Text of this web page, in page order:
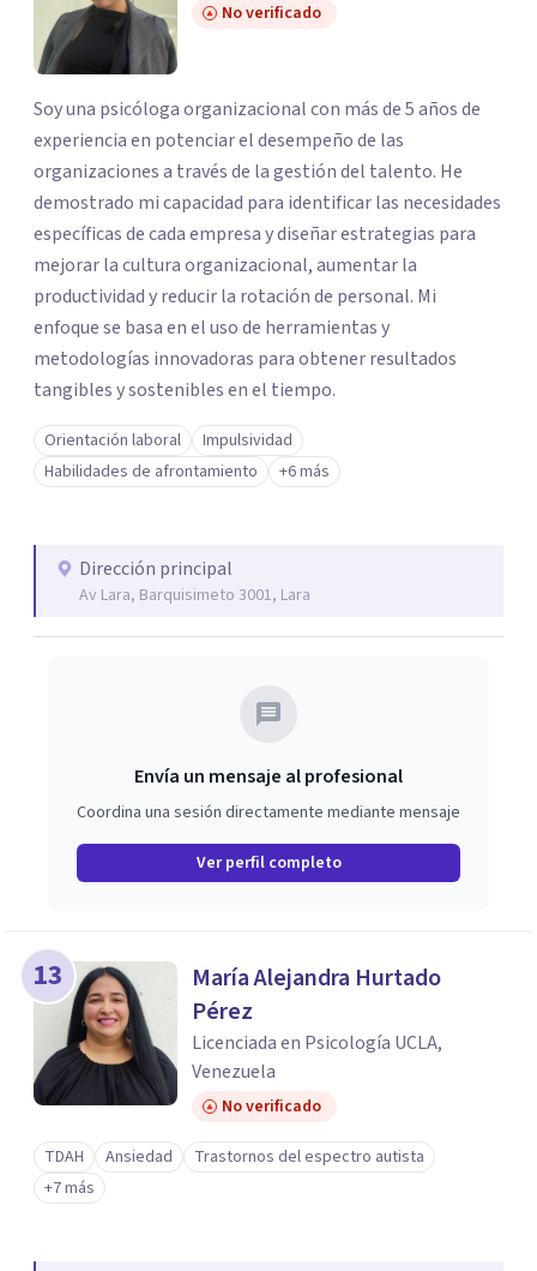
No verificado
Soy una psicóloga organizacional con más de 5 años de
experiencia en potenciar el desempeño de las
organizaciones a través de la gestión del talento. He
demostrado mi capacidad para identificar las necesidades
específicas de cada empresa y diseñar estrategias para
mejorar la cultura organizacional, aumentar la
productividad y reducir la rotación de personal. Mi
enfoque se basa en el uso de herramientas y
metodologías innovadoras para obtener resultados
tangibles y sostenibles en el tiempo.
Orientación laboral
Impulsividad
Habilidades de afrontamiento
+6 más
Dirección principal
Av Lara, Barquisimeto 3001, Lara
Envía un mensaje al profesional
Coordina una sesión directamente mediante mensaje
Ver perfil completo
13
María Alejandra Hurtado
Pérez
Licenciada en Psicología UCLA,
Venezuela
No verificado
TDAH Ansiedad
Trastornos del espectro autista
+7 más